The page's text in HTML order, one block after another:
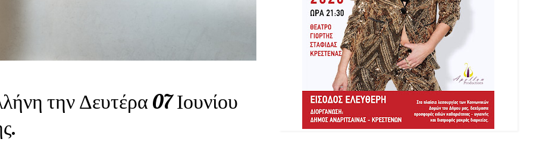
την Δευτέρα 07 Ιουνίου